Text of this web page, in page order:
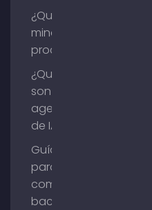
¿Qué es la
minería de
procesos?
¿Qué
son los
agentes
de IA?
Guía
para
comprar
backlinks